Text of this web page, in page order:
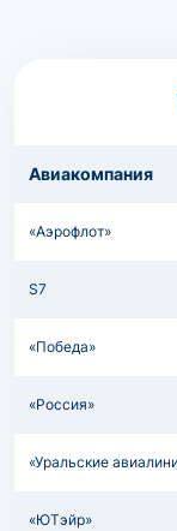
Авиакомпания
«Аэрофлот»
S7
«Победа»
«Россия»
«Уральские
«ЮТэйр»